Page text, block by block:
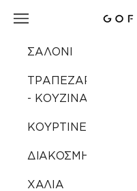
Gofis
Άνοιγμα μενού
ΣΑΛΟΝΙ
ΤΡΑΠΕΖΑΡΙΑ
- ΚΟΥΖΙΝΑ
ΚΟΥΡΤΙΝΕΣ
ΔΙΑΚΟΣΜΗΣΗ
ΧΑΛΙΑ